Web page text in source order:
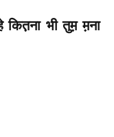
कित़ना भी तुम़ म़ना